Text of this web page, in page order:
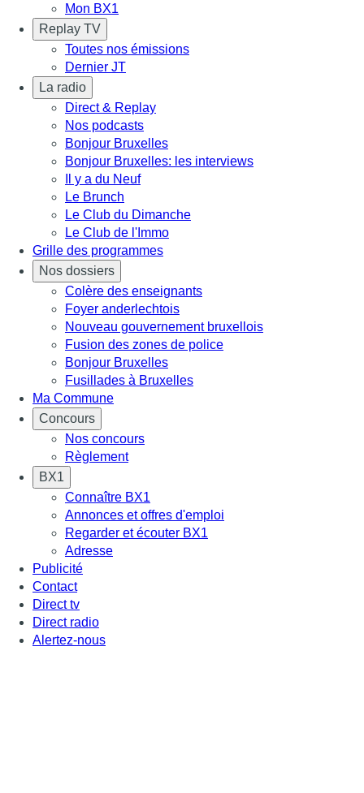
Mon BX1
Replay TV
Toutes nos émissions
Dernier JT
La radio
Direct & Replay
Nos podcasts
Bonjour Bruxelles
Bonjour Bruxelles: les interviews
Il y a du Neuf
Le Brunch
Le Club du Dimanche
Le Club de l'Immo
Grille des programmes
Nos dossiers
Colère des enseignants
Foyer anderlechtois
Nouveau gouvernement bruxellois
Fusion des zones de police
Bonjour Bruxelles
Fusillades à Bruxelles
Ma Commune
Concours
Nos concours
Règlement
BX1
Connaître BX1
Annonces et offres d'emploi
Regarder et écouter BX1
Adresse
Publicité
Contact
Direct tv
Direct radio
Alertez-nous